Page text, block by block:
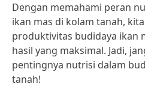
Dengan memahami peran
ikan mas di kolam tanah,
produktivitas budidaya ikan
hasil yang maksimal. Jadi,
pentingnya nutrisi dalam
tanah!